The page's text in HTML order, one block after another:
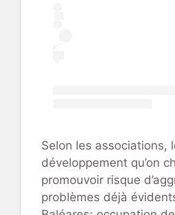
Selon les associations,
développement qu’on
promouvoir risque
problèmes déjà